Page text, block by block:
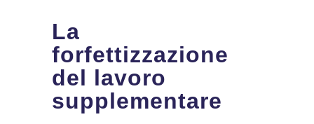
La
forfettizzazione
del lavoro
supplementare